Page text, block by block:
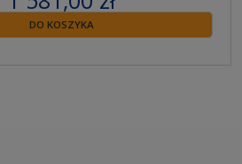
zawiera 23% VAT
DO KOSZYKA